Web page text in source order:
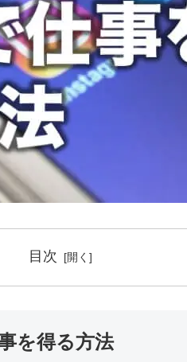
目次
を得る方法